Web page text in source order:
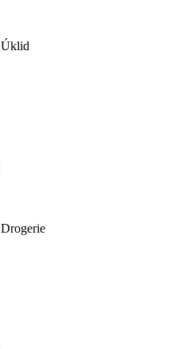
Úklid
Drogerie